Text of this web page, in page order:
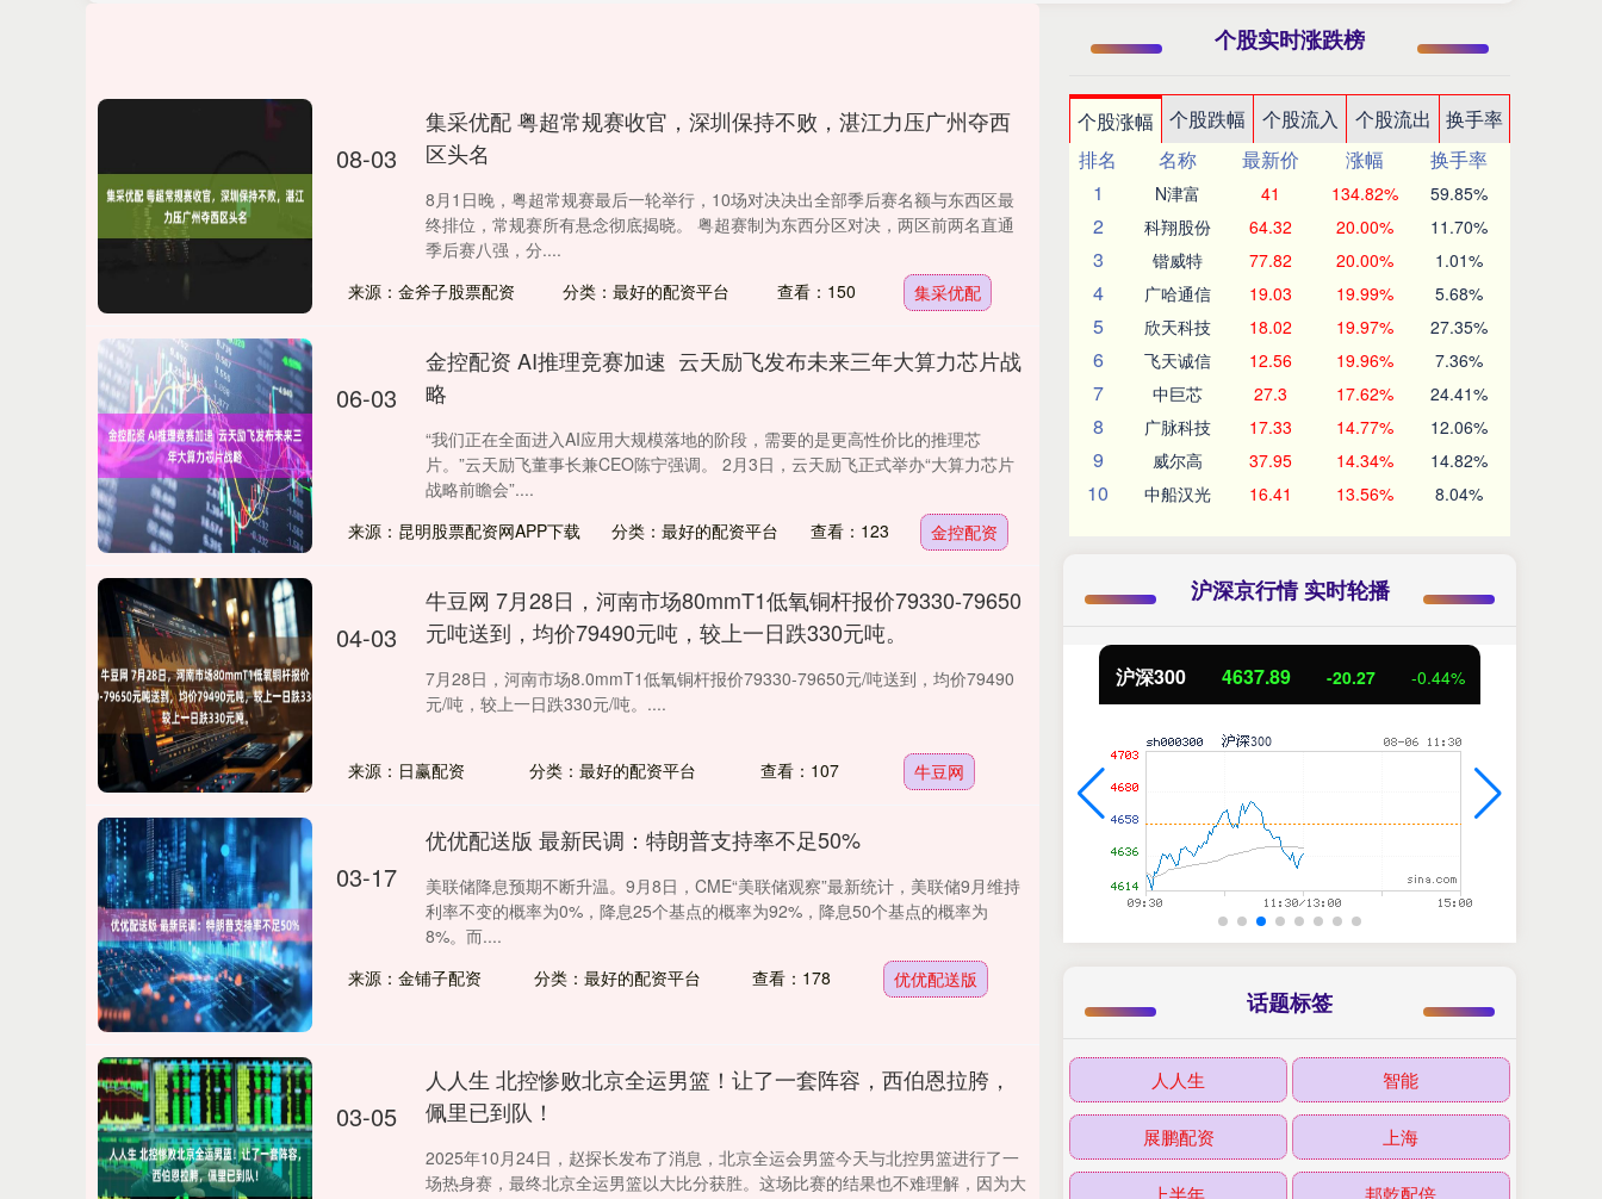
08-03
集采优配 粤超常规赛收官，深圳保持不败，湛江力压广州夺西
区头名
8月1日晚，粤超常规赛最后一轮举行，10场对决决出全部季后赛名额与东西区最
终排位，常规赛所有悬念彻底揭晓。 粤超赛制为东西分区对决，两区前两名直通
季后赛八强，分....
来源：金斧子股票配资
分类：最好的配资平台 查看：150 集采优配
06-03
金控配资 AI推理竞赛加速 云天励飞发布未来三年大算力芯片战
略
“我们正在全面进入AI应用大规模落地的阶段，需要的是更高性价比的推理芯
片。”云天励飞董事长兼CEO陈宁强调。 2月3日，云天励飞正式举办“大算力芯片
战略前瞻会”....
来源：昆明股票配资网APP下载
分类：最好的配资平台 查看：123 金控配资
04-03
牛豆网 7月28日，河南市场80mmT1低氧铜杆报价79330-79650
元吨送到，均价79490元吨，较上一日跌330元吨。
7月28日，河南市场8.0mmT1低氧铜杆报价79330-79650元/吨送到，均价79490
元/吨，较上一日跌330元/吨。....
来源：日赢配资 分类：最好的配资平台 查看：107 牛豆网
03-17
优优配送版 最新民调：特朗普支持率不足50%
美联储降息预期不断升温。9月8日，CME“美联储观察”最新统计，美联储9月维持
利率不变的概率为0%，降息25个基点的概率为92%，降息50个基点的概率为
8%。而....
来源：金铺子配资
分类：最好的配资平台 查看：178 优优配送版
03-05
人人生 北控惨败北京全运男篮！让了一套阵容，西伯恩拉胯，
佩里已到队！
2025年10月24日，赵探长发布了消息，北京全运会男篮今天与北控男篮进行了一
场热身赛，最终北京全运男篮以大比分获胜。这场比赛的结果也不难理解，因为大
个股实时涨跌榜
个股涨幅 个股跌幅 个股流入 个股流出
换手率
排名
名称 最新价 涨幅
换手率
1
N津富 41 134.82% 59.85%
2 科翔股份 64.32 20.00% 11.70%
3 锴威特 77.82 20.00% 1.01%
4 广哈通信 19.03 19.99% 5.68%
5 欣天科技 18.02 19.97% 27.35%
6 飞天诚信 12.56 19.96% 7.36%
7 中巨芯 27.3 17.62% 24.41%
8 广脉科技 17.33 14.77% 12.06%
9 威尔高 37.95 14.34% 14.82%
10 中船汉光 16.41 13.56% 8.04%
沪深京行情 实时轮播
深证成指 -73.43 -0.52% 沪深300 4637.89 -20.27 -0.44% 北证50 1115.17 -4.29 -0.38%
话题标签
人人生 智能
展鹏配资 上海
上半年 邦乾配倍